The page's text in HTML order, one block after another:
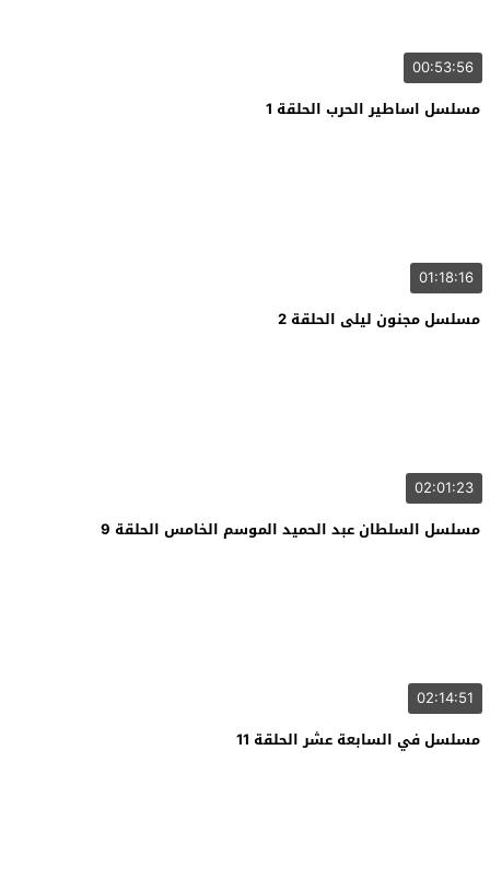
00:53:56
مسلسل اساطير الحرب الحلقة 1
01:18:16
مسلسل مجنون ليلى الحلقة 2
02:01:23
مسلسل السلطان عبد الحميد الموسم الخامس الحلقة 9
02:14:51
مسلسل في السابعة عشر الحلقة 11